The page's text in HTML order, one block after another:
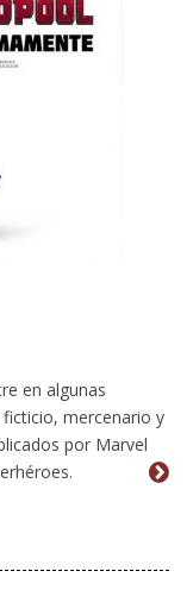
en algunas
mercenario y
por Marvel